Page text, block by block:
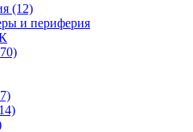
(12)
и периферия